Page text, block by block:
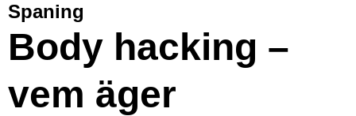
Spaning
Body hacking –
vem äger